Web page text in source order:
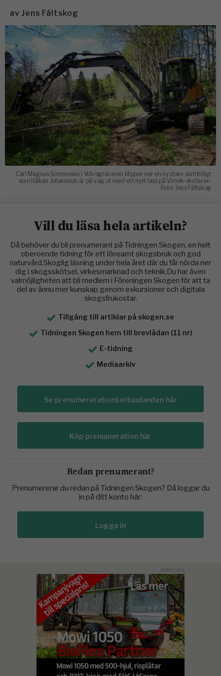
av Jens Fältskog
Carl Magnus Simonsson i Volvo­grävaren klipper ner en ny stam samtidigt
som Håkan Johansson är på väg ut med ett nytt lass på Vimek-skotaren.
Foto: Jens Fältskog
Vill du läsa hela artikeln?
Då behöver du bli prenumerant på Tidningen Skogen, en helt
oberoende tidning för ett lönsamt skogsbruk och god
naturvård.Skoglig läsning under hela året där du får nörda ner
dig i skogsskötsel, virkesmarknad och teknik.Du har även
valmöjligheten att bli medlem i Föreningen Skogen för att ta
del av ännu mer kunskap genom exkursioner och digitala
skogsfrukostar.
Tillgång till artiklar på skogen.se
Tidningen Skogen hem till brevlådan (11 nr)
E-tidning
Mediaarkiv
Se prenumererationserbjudanden här
Köp prenumeration här
Redan prenumerant?
Prenumererar du redan på Tidningen Skogen? Då loggar du
in på ditt konto här:
Logga in